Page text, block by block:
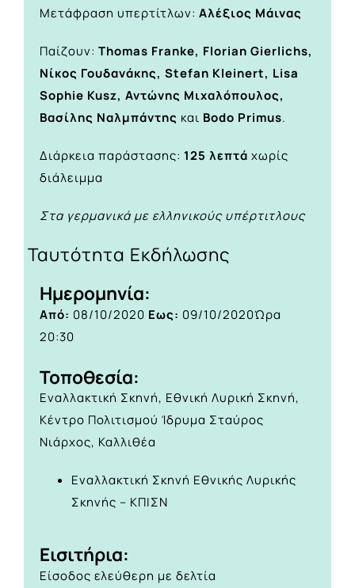
Mετάφραση υπερτίτλων: Αλέξιος Μάινας
Παίζουν: Thomas Franke, Florian Gierlichs,
Νίκος Γουδανάκης, Stefan Kleinert, Lisa
Sophie Kusz, Αντώνης Μιχαλόπουλος,
Βασίλης Ναλμπάντης και Bodo Primus.
Διάρκεια παράστασης: 125 λεπτά χωρίς
διάλειμμα
Στα γερμανικά με ελληνικούς υπέρτιτλους
Ταυτότητα Εκδήλωσης
Ημερομηνία:
Από: 08/10/2020 Εως: 09/10/2020Ώρα
20:30
Τοποθεσία:
Εναλλακτική Σκηνή, Εθνική Λυρική Σκηνή,
Κέντρο Πολιτισμού Ίδρυμα Σταύρος
Νιάρχος, Καλλιθέα
Εναλλακτική Σκηνή Εθνικής Λυρικής
Σκηνής – ΚΠΙΣΝ
Eισιτήρια:
Είσοδος ελεύθερη με δελτία